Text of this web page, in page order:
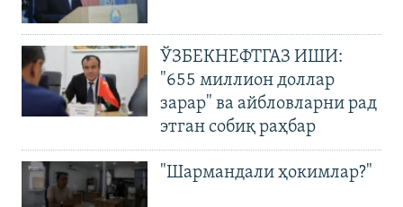
ЎЗБЕКНЕФТГАЗ ИШИ:
"655 миллион доллар
зарар" ва айбловларни рад
этган собиқ раҳбар
"Шармандали ҳокимлар?"